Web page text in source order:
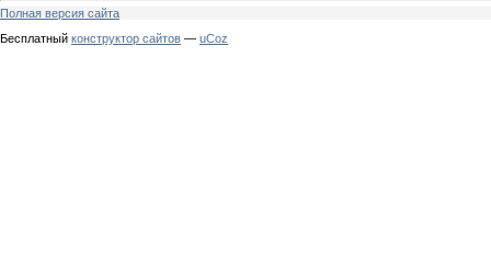
Полная версия сайта
Бесплатный конструктор сайтов — uCoz